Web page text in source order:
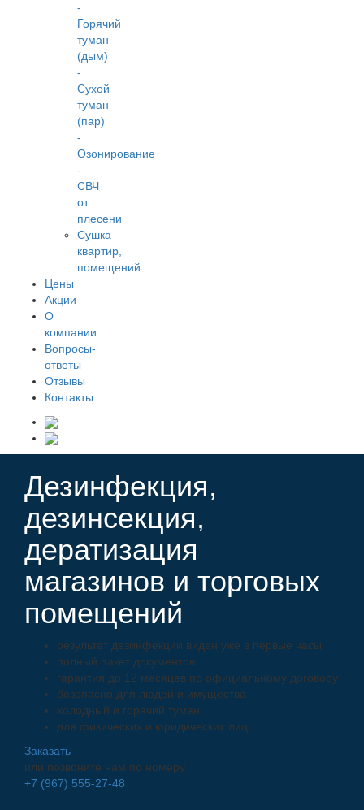
-
Горячий
туман
(дым)
-
Сухой
туман
(пар)
-
Озонирование
-
СВЧ
от
плесени
Сушка
квартир,
помещений
Цены
Акции
О
компании
Вопросы-
ответы
Отзывы
Контакты
Дезинфекция,
дезинсекция,
дератизация
магазинов и торговых
помещений
результат дезинфекции виден уже в первые часы
полный пакет документов
гарантия до 12 месяцев по официальному договору
безопасно для людей и имущества
холодный и горячий туман
для физических и юридических лиц
Заказать
или позвоните нам по номеру
+7 (967) 555-27-48